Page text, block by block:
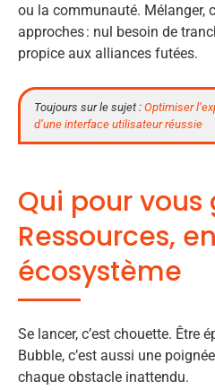
ou la communauté. Mélanger,
approches : nul besoin de
propice aux alliances futées.
Toujours sur le sujet : Optimiser
d’une interface utilisateur réussie
Qui pour vous
Ressources,
écosystème
Se lancer, c’est chouette. Être
Bubble, c’est aussi une
chaque obstacle inattendu.